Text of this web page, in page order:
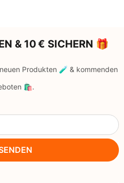
& 10 € SICHERN 🎁
Produkten 🧪 & kommenden
🛍️.